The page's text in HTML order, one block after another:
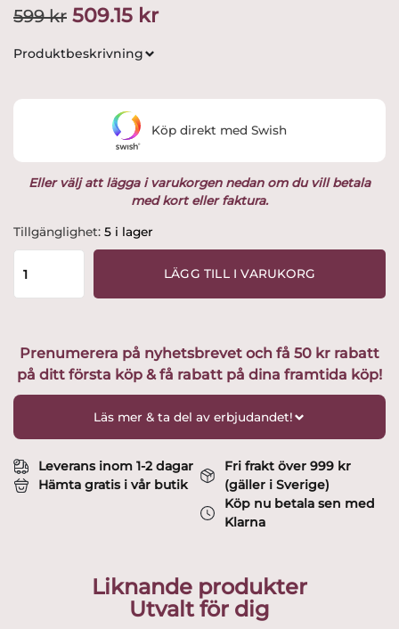
599kr Det
ursprungliga
599 kr.
509.15 krDet
509.15 kr.
Produktbeskrivning
Eller välj att lägga i varukorgen nedan om du vill betala
med kort eller faktura.
Tillgänglighet: 5 i lager
Kosta
Linnewäfveri
av
Glasprinsen
mängd
LÄGG TILL I VARUKORG
Köp direkt med Swish
Prenumerera på nyhetsbrevet och få 50 kr rabatt
på ditt första köp & få rabatt på dina framtida köp!
Läs mer & ta del av erbjudandet!
Leverans inom 1-2 dagar
Hämta gratis i vår butik
Fri frakt över 999 kr
(gäller i Sverige)
Köp nu betala sen med
Klarna
Liknande produkter
Utvalt för dig